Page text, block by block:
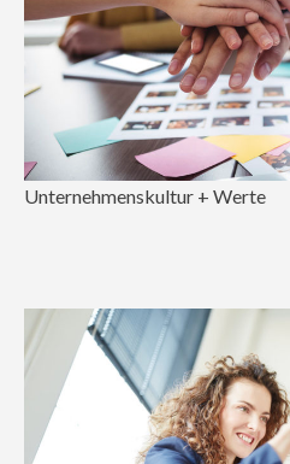
Unternehmenskultur + Werte